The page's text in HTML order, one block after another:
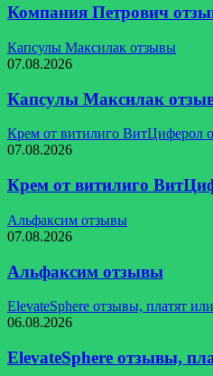
Компания Петрович
Капсулы Максилак отзывы
07.08.2026
Капсулы Максилак
Крем от витилиго ВитЦиферол
07.08.2026
Крем от витилиго
Альфаксим отзывы
07.08.2026
Альфаксим отзывы
ElevateSphere отзывы, платят
06.08.2026
ElevateSphere отзывы,